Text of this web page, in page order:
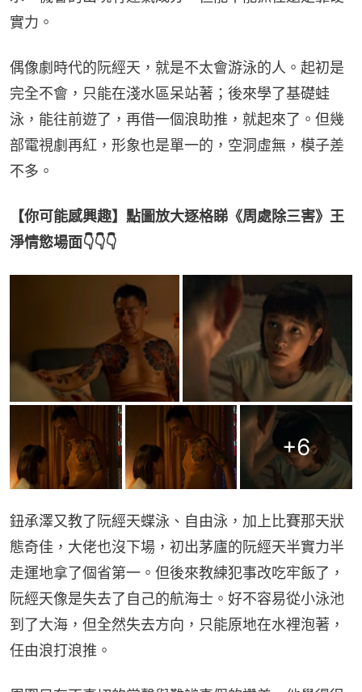
實力。
偶像劇時代的阮經天，就是不太會游泳的人。起初是
完全不會，只能在淺水區呆站著；後來學了基礎蛙
泳，能往前遊了，再借一個浪助推，就起來了。但幾
部電視劇再紅，形象也是單一的，空洞虛無，模子差
不多。
【你可能感興趣】點圖放大逐格睇《周處除三害》王
淨情慾場面👇👇👇
+6
鈕承澤又教了阮經天蝶泳、自由泳，加上比賽那天狀
態奇佳，大佬也沒下場，初出茅廬的阮經天半實力半
走運地拿了個省第一。但後來教練犯事改吃牢飯了，
阮經天像是失去了自己的航海士。好不容易從小泳池
到了大海，但全然失去方向，只能原地在水裡泡著，
任由浪打浪推。